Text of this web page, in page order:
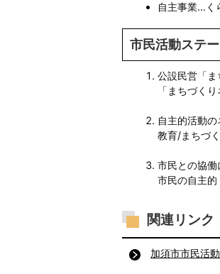
自主事業…く
市民活動ステ
公設民営「ま
「まちづく
自主的活動の
教育/まちづ
市民との協働
市民の自主的
関連リンク
加須市市民活